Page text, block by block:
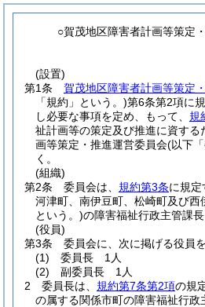
○賀茂地区障害者計画等策定
(設置)
第1条
賀茂地区障害者計画等策定
「規約」という。)第6条第2項に
し必要な事項を定め、もって、 規
祉計画等の策定及び推進に資す
画等策定・推進運営委員会(以下
く。
(組織)
第2条
委員会は、 規約第3条に規定
河津町、南伊豆町、松崎町及び西
という。)の障害福祉行政主管課長
(役員)
第3条
委員会に、次に掲げる役員を
(1)
委員長 1人
(2)
副委員長 1人
2
委員長は、 規約第7条第2項の規
の属する関係市町の障害福祉行政